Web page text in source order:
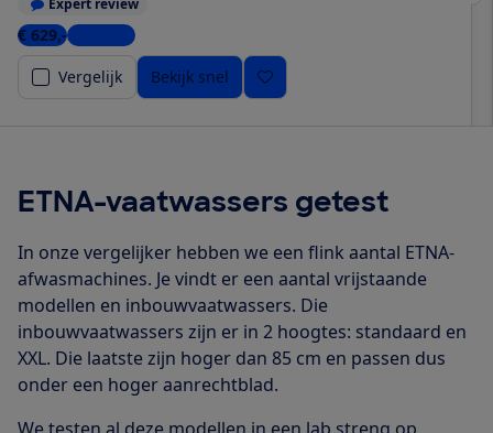
Expert review
€ 629,-5 winkels
Vergelijk
Bekijk snel
ETNA-vaatwassers getest
In onze vergelijker hebben we een flink aantal ETNA-
afwasmachines. Je vindt er een aantal vrijstaande
modellen en inbouwvaatwassers. Die
inbouwvaatwassers zijn er in 2 hoogtes: standaard en
XXL. Die laatste zijn hoger dan 85 cm en passen dus
onder een hoger aanrechtblad.